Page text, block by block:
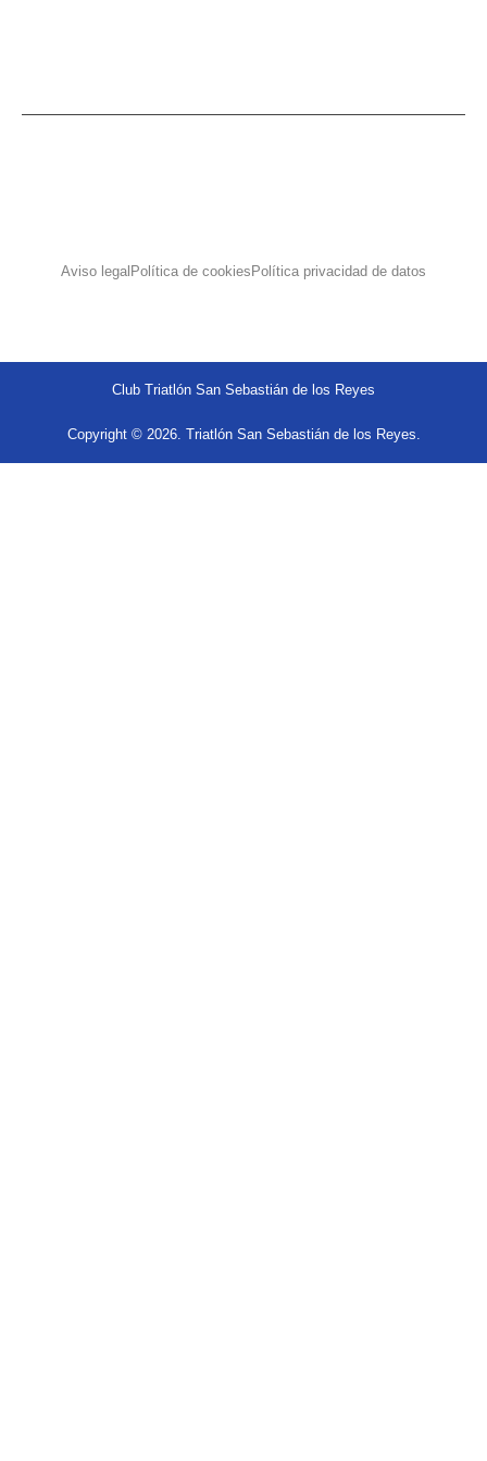
Aviso legal Política de cookies Política privacidad de datos
Club Triatlón San Sebastián de los Reyes
Copyright © 2026. Triatlón San Sebastián de los Reyes.